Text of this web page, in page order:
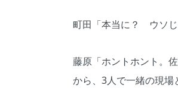
町田「本当に？ ウソじ
藤原「ホントホント。
から、3人で一緒の現場